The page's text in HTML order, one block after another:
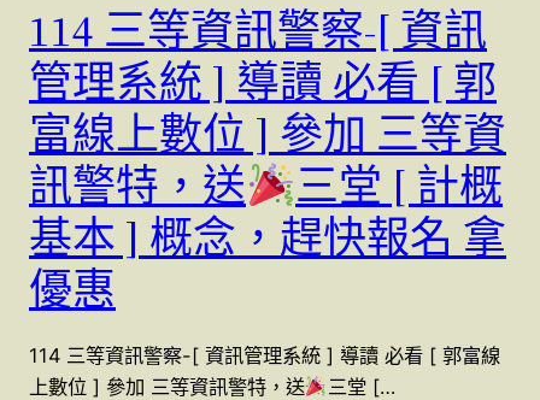
114 三等資訊警察-[ 資訊
管理系統 ] 導讀 必看 [ 郭
富線上數位 ] 參加 三等資
訊警特，送
三堂 [ 計概
基本 ] 概念，趕快報名 拿
優惠
114 三等資訊警察-[ 資訊管理系統 ] 導讀 必看 [ 郭富線
上數位 ] 參加 三等資訊警特，送
三堂 […